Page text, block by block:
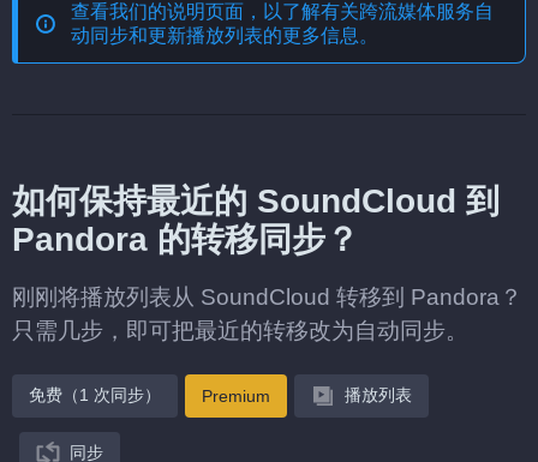
查看我们的说明页面，以了解有关跨流媒体服务自
动同步和更新播放列表的更多信息。
如何保持最近的 SoundCloud 到
Pandora 的转移同步？
刚刚将播放列表从 SoundCloud 转移到 Pandora？
只需几步，即可把最近的转移改为自动同步。
免费（1 次同步） Premium 播放列表
同步